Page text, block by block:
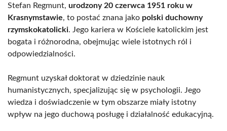
Stefan Regmunt, urodzony 20 czerwca 1951 roku w
Krasnymstawie, to postać znana jako polski duchowny
rzymskokatolicki. Jego kariera w Kościele katolickim jest
bogata i różnorodna, obejmując wiele istotnych ról i
odpowiedzialności.
Regmunt uzyskał doktorat w dziedzinie nauk
humanistycznych, specjalizując się w psychologii. Jego
wiedza i doświadczenie w tym obszarze miały istotny
wpływ na jego duchową posługę i działalność edukacyjną.